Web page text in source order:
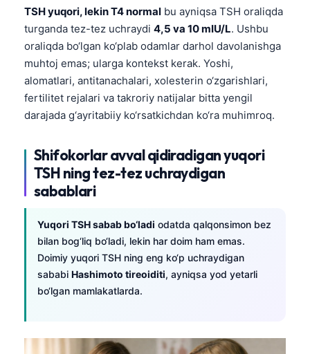
TSH yuqori, lekin T4 normal bu ayniqsa TSH oraliqda
turganda tez-tez uchraydi 4,5 va 10 mIU/L. Ushbu
oraliqda bo‘lgan ko‘plab odamlar darhol davolanishga
muhtoj emas; ularga kontekst kerak. Yoshi,
alomatlari, antitanachalari, xolesterin o‘zgarishlari,
fertilitet rejalari va takroriy natijalar bitta yengil
darajada g‘ayritabiiy ko‘rsatkichdan ko‘ra muhimroq.
Shifokorlar avval qidiradigan yuqori
TSH ning tez-tez uchraydigan
sabablari
Yuqori TSH sabab bo‘ladi odatda qalqonsimon bez
bilan bog‘liq bo‘ladi, lekin har doim ham emas.
Doimiy yuqori TSH ning eng ko‘p uchraydigan
sababi Hashimoto tireoiditi, ayniqsa yod yetarli
bo‘lgan mamlakatlarda.